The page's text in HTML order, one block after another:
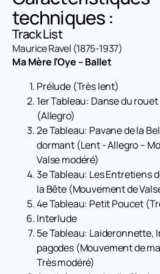
techniques :
Track List
Maurice Ravel (1875-1937)
Ma Mère l'Oye – Ballet
Prélude (Très lent)
1er Tableau: Danse du
(Allegro)
2e Tableau: Pavane de la
dormant (Lent - Allegro –
Valse modéré)
3e Tableau: Les Entretiens
la Bête (Mouvement de
4e Tableau: Petit Poucet
Interlude
5e Tableau: Laideronnette,
pagodes (Mouvement de
Très modéré)